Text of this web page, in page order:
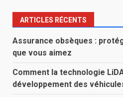
ARTICLES RÉCENTS
Assurance obsèques :
que vous aimez
Comment la technologie
développement des